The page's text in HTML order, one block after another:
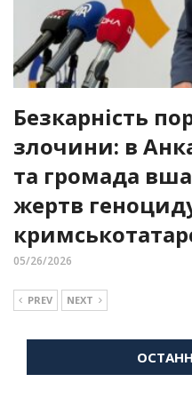
Безкарність
злочини: в
та громада
жертв
05/26/2026
PREV NEXT